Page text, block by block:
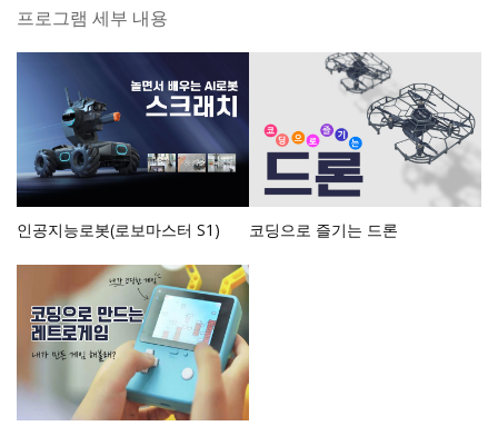
프로그램 세부 내용
인공지능로봇(로보마스터 S1) 코딩으로 즐기는 드론